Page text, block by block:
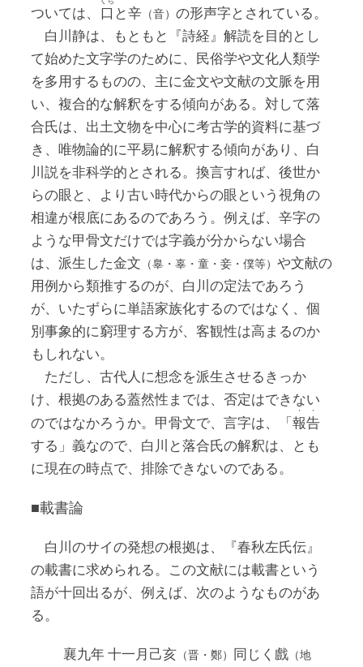
ついては、
口 と辛 （音） の形声字とされている。
白川静は、もともと『詩経』解読を目的とし
て始めた文字学のために、民俗学や文化人類学
を多用するものの、主に金文や文献の文脈を用
い、複合的な解釈をする傾向がある。対して落
合氏は、出土文物を中心に考古学的資料に基づ
き、唯物論的に平易に解釈する傾向があり、白
川説を非科学的とされる。換言すれば、後世か
らの眼と、より古い時代からの眼という視角の
相違が根底にあるのであろう。例えば、辛字の
ような甲骨文だけでは字義が分からない場合
は、派生した金文 （辠・辜・童・妾・僕等） や文献の
用例から類推するのが、白川の定法であろう
が、いたずらに単語家族化するのではなく、個
別事象的に窮理する方が、客観性は高まるのか
もしれない。
ただし、古代人に想念を派生させるきっか
け、根拠のある蓋然性までは、否定はできない
のではなかろうか。甲骨文で、言字は、「報
・
告
・
する」義なので、白川と落合氏の解釈は、とも
に現在の時点で、排除できないのである。
■載書論
白川のサイの発想の根拠は、『春秋左氏伝』
の載書に求められる。この文献には載書という
語が十回出るが、例えば、次のようなものがあ
る。
襄九年 十一月己亥 （晋・鄭） 同じく戲 （地